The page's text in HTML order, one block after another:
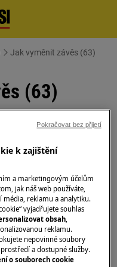
Jak vyměnit závěs (63)
(63)
spotřebič a
vždy opatrní, u
dvěma
a přiloženou
k zajištění
a marketingovým účelům
jak náš web používáte,
média, reklamu a analytiku.
vyjadřujete souhlas
obsah,
reklamu.
nepovinné soubory
a dostupné služby.
o souborech cookie
Pokračovat bez přijetí